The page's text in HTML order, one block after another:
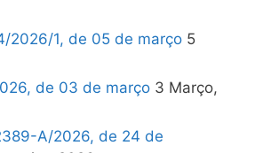
2026/1, de 05 de março 5
de 03 de março 3 Março,
A/2026, de 24 de